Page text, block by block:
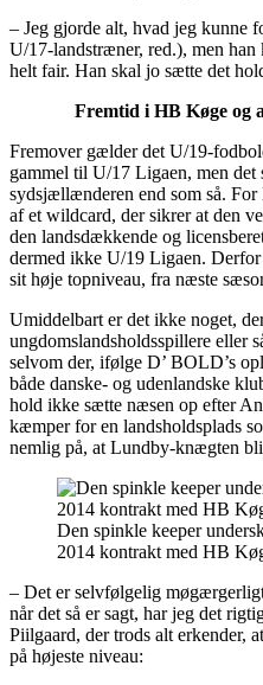
– Jeg gjorde alt, hvad jeg kunne
U/17-landstræner, red.), men han
helt fair. Han skal jo sætte det
Fremtid i HB Køge og
Fremover gælder det U/19-
gammel til U/17 Ligaen, men det
sydsjællænderen end som så.
af et wildcard, der sikrer at den
den landsdækkende og
dermed ikke U/19 Ligaen.
sit høje topniveau, fra næste
Umiddelbart er det ikke noget,
ungdomslandsholdsspillere eller
selvom der, ifølge D’ BOLD’s
både danske- og udenlandske
hold ikke sætte næsen op efter
kæmper for en landsholdsplads
nemlig på, at Lundby-knægten
Den spinkle keeper
2014 kontrakt med HB
– Det er selvfølgelig
når det så er sagt, har jeg det
Piilgaard, der trods alt erkender,
på højeste niveau: